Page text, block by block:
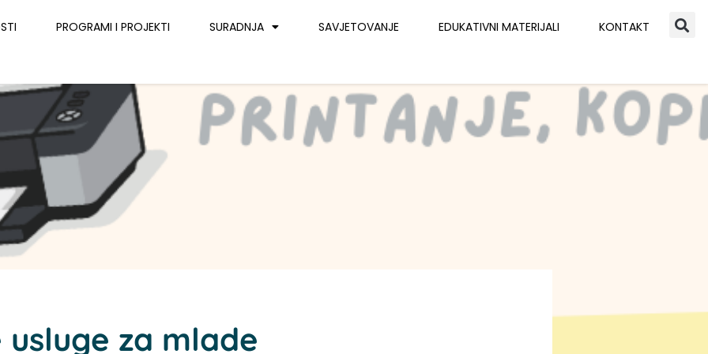
PROGRAMI I PROJEKTI SURADNJA SAVJETOVANJE EDUKATIVNI MATERIJALI KONTAKT
za mlade